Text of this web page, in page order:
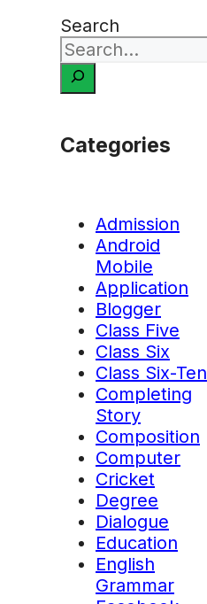
Search
Categories
Admission
Android
Mobile
Application
Blogger
Class Five
Class Six
Class Six-Ten
Completing
Story
Composition
Computer
Cricket
Degree
Dialogue
Education
English
Grammar